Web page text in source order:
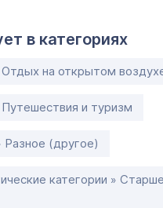
в категориях
на открытом
и туризм
Разное (другое)
категории »